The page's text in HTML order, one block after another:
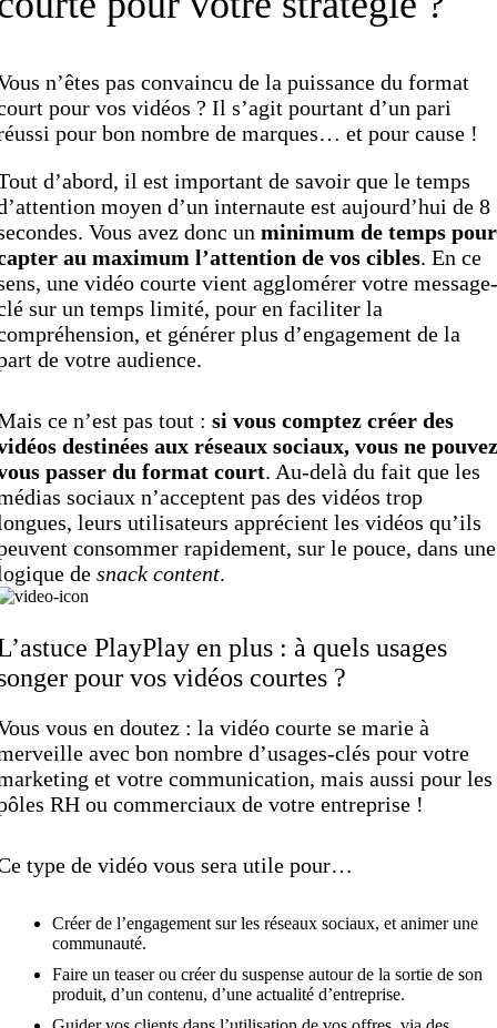
n’êtes pas convaincu de la puissance du format
pour vos vidéos ? Il s’agit pourtant d’un pari
pour bon nombre de marques… et pour cause !
d’abord, il est important de savoir que le temps
moyen d’un internaute est aujourd’hui de 8
Vous avez donc un minimum de temps pour
au maximum l’attention de vos cibles. En ce
une vidéo courte vient agglomérer votre message-
sur un temps limité, pour en faciliter la
et générer plus d’engagement de la
de votre audience.
ce n’est pas tout : si vous comptez créer des
destinées aux réseaux sociaux, vous ne pouvez
passer du format court. Au-delà du fait que les
sociaux n’acceptent pas des vidéos trop
leurs utilisateurs apprécient les vidéos qu’ils
consommer rapidement, sur le pouce, dans une
de snack content.
PlayPlay en plus : à quels usages
pour vos vidéos courtes ?
vous en doutez : la vidéo courte se marie à
avec bon nombre d’usages-clés pour votre
et votre communication, mais aussi pour les
RH ou commerciaux de votre entreprise !
type de vidéo vous sera utile pour…
Créer de l’engagement sur les réseaux sociaux, et animer une
communauté.
Faire un teaser ou créer du suspense autour de la sortie de son
produit, d’un contenu, d’une actualité d’entreprise.